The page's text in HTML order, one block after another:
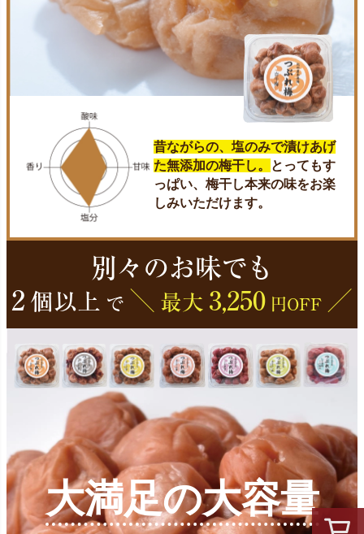
昔ながらの、塩のみで漬けあげ
た無添加の梅干し。
とってもす
っぱい、梅干し本来の味をお楽
しみいただけます。
別々のお味でも
2 個以上 で ＼ 最大 3,250 円OFF ／
大満足の大容量